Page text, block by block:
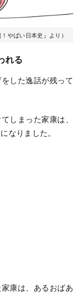
やばい日本史』より）
れる
した逸話が残って
しまった家康は、
なりました。
康は、あるおばあ